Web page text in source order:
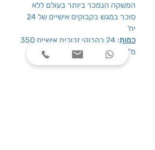
המשקה הנמכר ביותר בעולם ללא
סוכר במגש בקבוקים אישיים של 24
יח'
כמות
: 24 בקבוקי זכוכית אישיים 350
מ''ל